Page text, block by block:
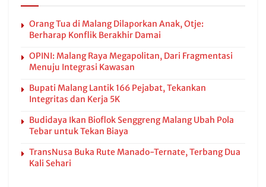
Orang Tua di Malang Dilaporkan Anak, Otje:
Berharap Konflik Berakhir Damai
OPINI: Malang Raya Megapolitan, Dari Fragmentasi
Menuju Integrasi Kawasan
Bupati Malang Lantik 166 Pejabat, Tekankan
Integritas dan Kerja 5K
Budidaya Ikan Bioflok Senggreng Malang Ubah Pola
Tebar untuk Tekan Biaya
TransNusa Buka Rute Manado-Ternate, Terbang Dua
Kali Sehari